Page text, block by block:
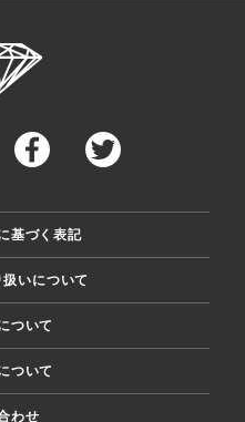
基づく表記
いについて
ついて
ついて
わせ